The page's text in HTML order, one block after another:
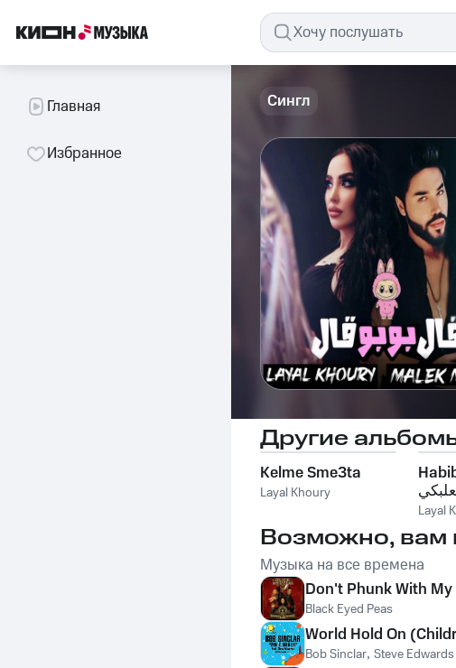
Главная
Избранное
Сингл
Другие
Kelme Sme3ta
Layal Khoury
Layal
Возможно, вам
Музыка на все времена
Don't Phunk With
Black Eyed Peas
World Hold On
Bob Sinclar, Steve Edwards